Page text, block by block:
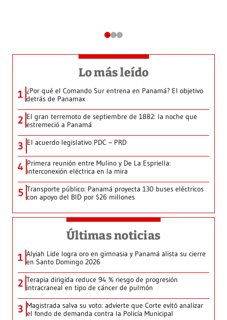
Lo más leído
1 ¿Por qué el Comando Sur entrena en Panamá? El objetivo
detrás de Panamax
2 El gran terremoto de septiembre de 1882: la noche que
estremeció a Panamá
3 El acuerdo legislativo PDC – PRD
4 Primera reunión entre Mulino y De La Espriella:
interconexión eléctrica en la mira
5 Transporte público: Panamá proyecta 130 buses eléctricos
con apoyo del BID por $26 millones
Últimas noticias
1 Alyiah Lide logra oro en gimnasia y Panamá alista su cierre
en Santo Domingo 2026
2 Terapia dirigida reduce 94 % riesgo de progresión
intracraneal en tipo de cáncer de pulmón
3 Magistrada salva su voto: advierte que Corte evitó analizar
el fondo de demanda contra la Policía Municipal